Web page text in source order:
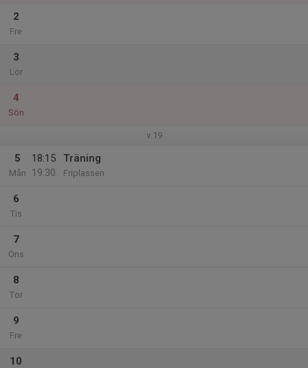
2
Fre
3
Lör
4
Sön
v.19
5
Mån
18:15
19:30
Träning
Friplassen
6
Tis
7
Ons
8
Tor
9
Fre
10